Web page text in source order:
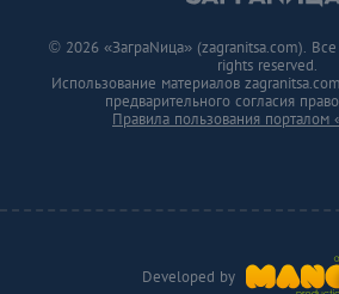
Developed by
© 2026 «ЗаграNица» (zagranitsa.com).
rights reserved.
Использование материалов
предварительного согласия
Правила пользования порталом